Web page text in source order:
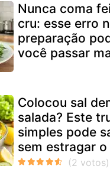
Nunca coma
cru: esse erro
preparação
você passar
Colocou sal
salada? Este
simples pode
sem estragar